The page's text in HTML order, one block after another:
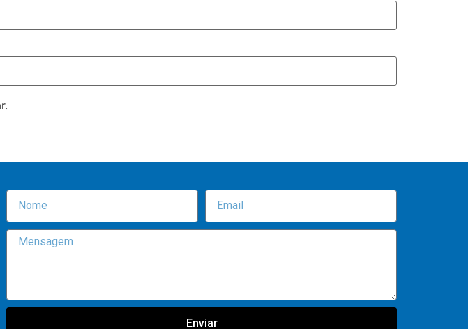
Enviar